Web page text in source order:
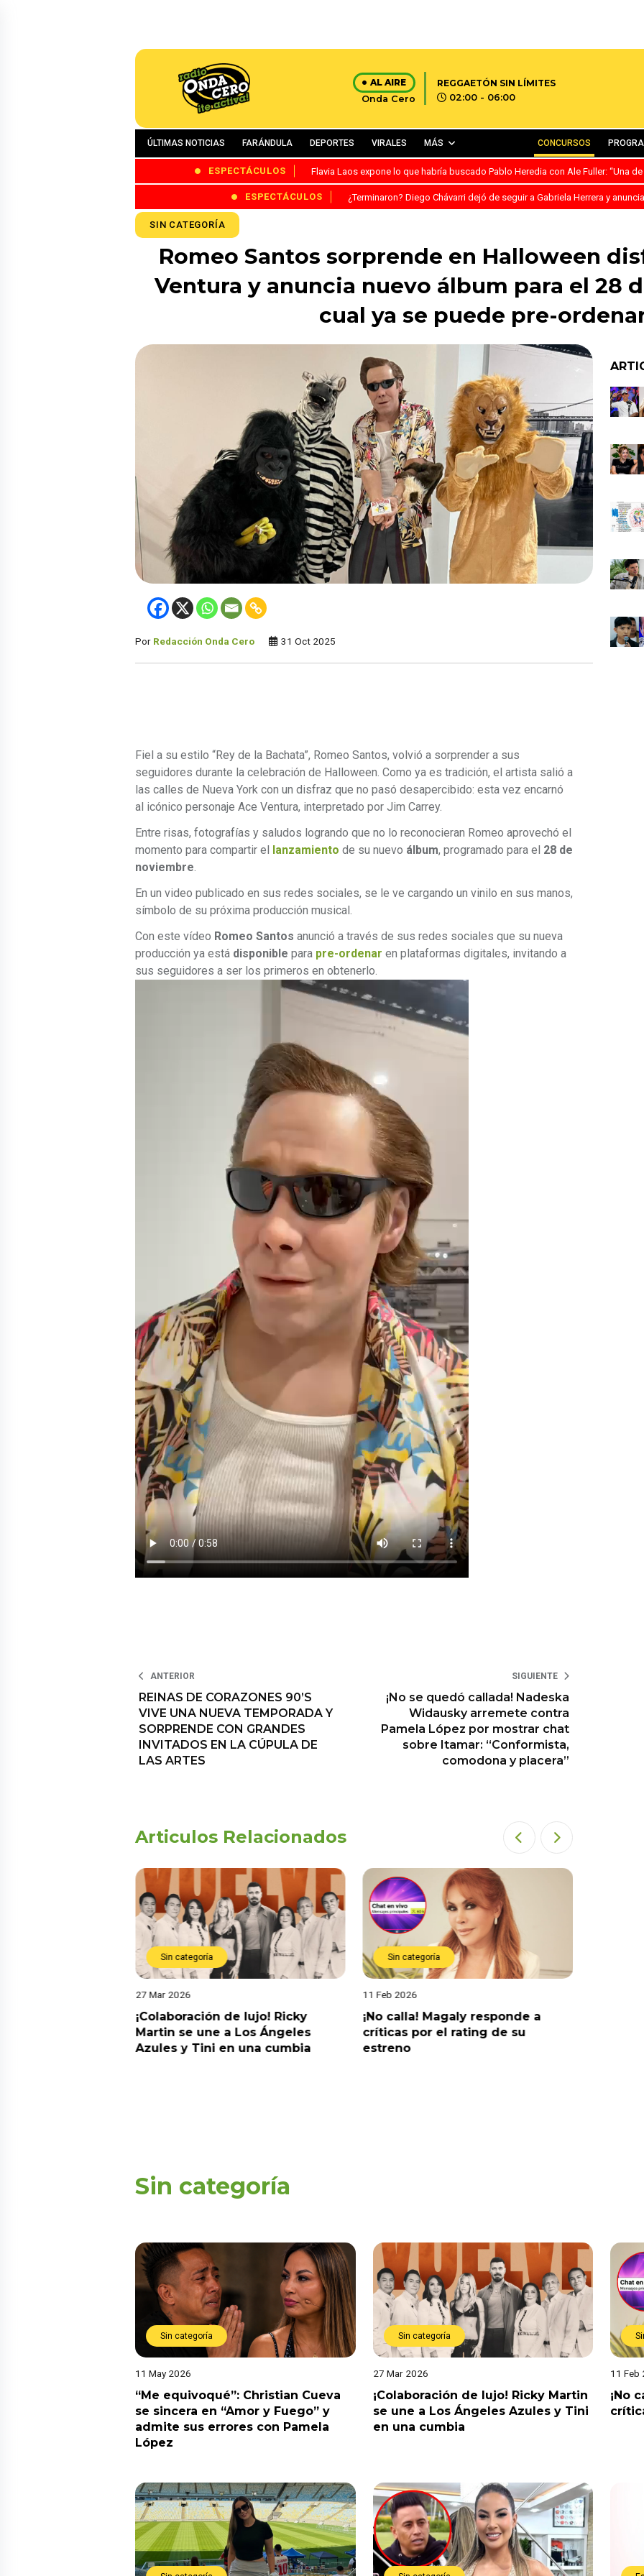
AL AIRE
Onda Cero
REGGAETÓN SIN LÍMITES
02:00 - 06:00
ÚLTIMAS NOTICIAS FARÁNDULA DEPORTES VIRALES MÁS CONCURSOS
ESPECTÁCULOS Flavia Laos expone lo que habría buscado Pablo Heredia con Ale Fuller: “Una
ESPECTÁCULOS ¿Terminaron? Diego Chávarri dejó de seguir a Gabriela Herrera y
SIN CATEGORÍA
Romeo Santos sorprende en Halloween
Ventura y anuncia nuevo álbum para el 28
cual ya se puede pre-
Por Redacción Onda Cero 31 Oct 2025
Fiel a su estilo “Rey de la Bachata”, Romeo Santos, volvió a sorprender a sus
seguidores durante la celebración de Halloween. Como ya es tradición, el artista salió a
las calles de Nueva York con un disfraz que no pasó desapercibido: esta vez encarnó
al icónico personaje Ace Ventura, interpretado por Jim Carrey.
Entre risas, fotografías y saludos logrando que no lo reconocieran Romeo aprovechó el
momento para compartir el
lanzamiento de su nuevo álbum, programado para el 28 de
noviembre.
En un video publicado en sus redes sociales, se le ve cargando un vinilo en sus manos,
símbolo de su próxima producción musical.
Con este vídeo Romeo Santos anunció a través de sus redes sociales que su nueva
producción ya está disponible para pre-ordenar en plataformas digitales, invitando a
sus seguidores a ser los primeros en obtenerlo.
ANTERIOR
REINAS DE CORAZONES 90’S
VIVE UNA NUEVA TEMPORADA Y
SORPRENDE CON GRANDES
INVITADOS EN LA CÚPULA DE
LAS ARTES
SIGUIENTE
¡No se quedó callada! Nadeska
Widausky arremete contra
Pamela López por mostrar chat
sobre Itamar: “Conformista,
comodona y placera”
Articulos Relacionados
Sin categoría
27 Mar 2026
¡Colaboración de lujo! Ricky
Martin se une a Los Ángeles
Azules y Tini en una cumbia
Sin categoría
11 Feb 2026
¡No calla! Magaly responde a
críticas por el rating de su
estreno
Sin categoría
Sin categoría
11 May 2026
“Me equivoqué”: Christian Cueva
se sincera en “Amor y Fuego” y
admite sus errores con Pamela
López
Sin categoría
27 Mar 2026
¡Colaboración de lujo! Ricky Martin
se une a Los Ángeles Azules y Tini
en una cumbia
11 Feb
¡No